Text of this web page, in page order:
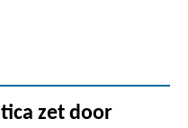
zet door